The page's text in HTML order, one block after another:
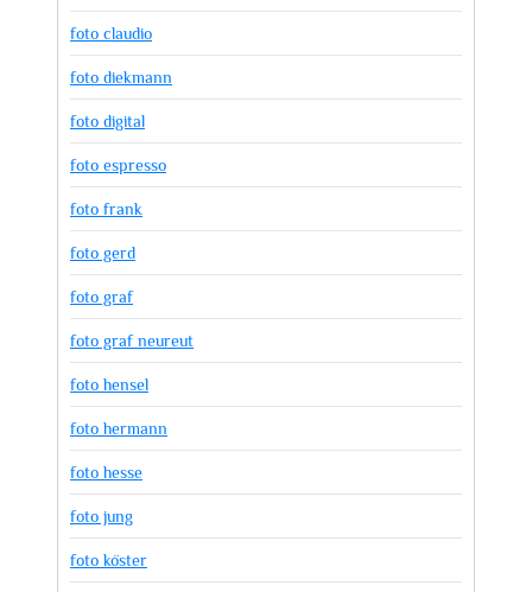
foto claudio
foto diekmann
foto digital
foto espresso
foto frank
foto gerd
foto graf
foto graf neureut
foto hensel
foto hermann
foto hesse
foto jung
foto köster